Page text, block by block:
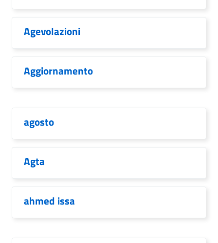
Agevolazioni
Aggiornamento
agosto
Agta
ahmed issa